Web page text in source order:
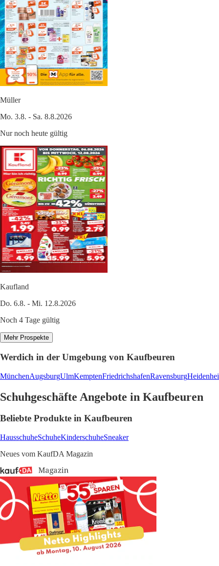
Müller
Mo. 3.8. - Sa. 8.8.2026
Nur noch heute gültig
Kaufland
Do. 6.8. - Mi. 12.8.2026
Noch 4 Tage gültig
Mehr Prospekte
Werdich in der Umgebung von Kaufbeuren
MünchenAugsburgUlmKemptenFriedrichshafenRavensburg
Schuhgeschäfte Angebote in Kaufbeuren
Beliebte Produkte in Kaufbeuren
HausschuheSchuheKinderschuheSneaker
Neues vom KaufDA Magazin